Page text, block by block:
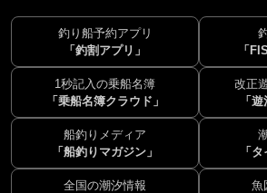
釣り船予約アプリ
「釣割アプリ」
「
1秒記入の乗船名簿
「乗船名簿クラウド」
改正
「
船釣りメディア
「船釣りマガジン」
「
全国の潮汐情報
魚